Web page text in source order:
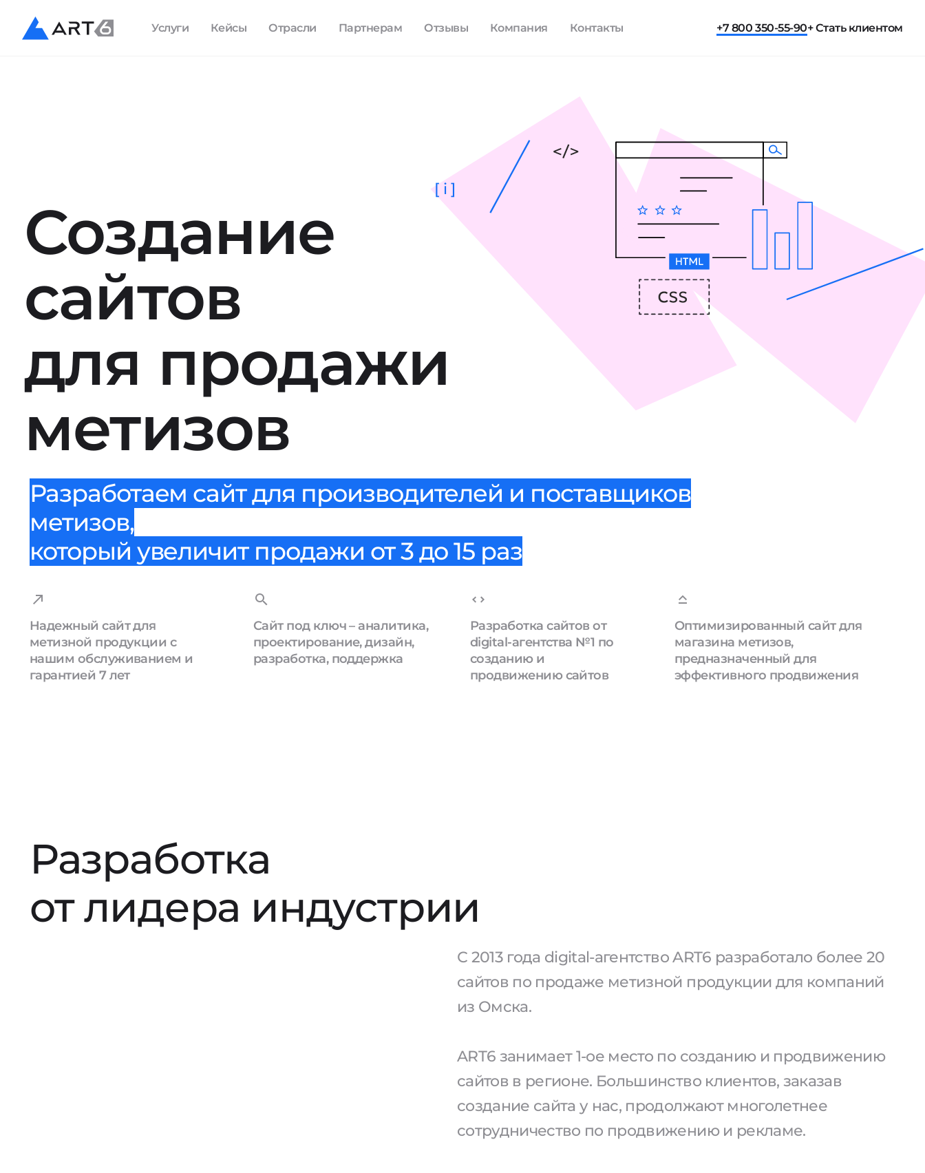
Услуги Кейсы Отрасли Партнерам Отзывы Компания Контакты +7 800 350-55-90+ Стать клиентом
Создание
сайтов
для продажи
метизов
[ i ]
Разработаем сайт для производителей и поставщиков
метизов,
который увеличит продажи от 3 до 15 раз
Надежный сайт для
метизной продукции с
нашим обслуживанием и
гарантией 7 лет
Сайт под ключ – аналитика,
проектирование, дизайн,
разработка, поддержка
Разработка сайтов от
digital-агентства №1 по
созданию и
продвижению сайтов
Оптимизированный сайт для
магазина метизов,
предназначенный для
эффективного продвижения
Разработка
от лидера индустрии
С 2013 года digital-агентство ART6 разработало более 20
сайтов по продаже метизной продукции для компаний
из Омска.
ART6 занимает 1-ое место по созданию и продвижению
сайтов в регионе. Большинство клиентов, заказав
создание сайта у нас, продолжают многолетнее
сотрудничество по продвижению и рекламе.